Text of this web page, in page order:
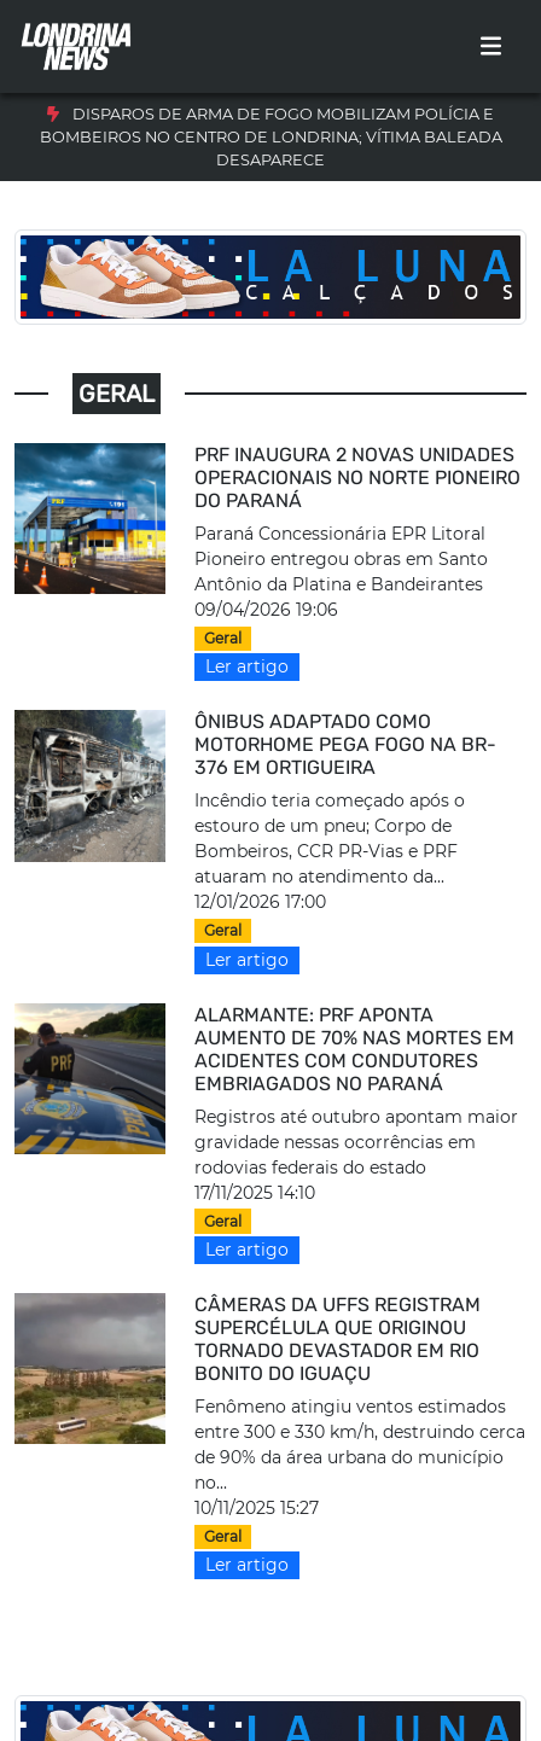
DISPAROS DE ARMA DE FOGO MOBILIZAM POLÍCIA E
BOMBEIROS NO CENTRO DE LONDRINA; VÍTIMA BALEADA
DESAPARECE
GERAL
PRF INAUGURA 2 NOVAS UNIDADES
OPERACIONAIS NO NORTE PIONEIRO
DO PARANÁ
Paraná Concessionária EPR Litoral
Pioneiro entregou obras em Santo
Antônio da Platina e Bandeirantes
09/04/2026 19:06
Geral
Ler artigo
ÔNIBUS ADAPTADO COMO
MOTORHOME PEGA FOGO NA BR-
376 EM ORTIGUEIRA
Incêndio teria começado após o
estouro de um pneu; Corpo de
Bombeiros, CCR PR-Vias e PRF
atuaram no atendimento da...
12/01/2026 17:00
Geral
Ler artigo
ALARMANTE: PRF APONTA
AUMENTO DE 70% NAS MORTES EM
ACIDENTES COM CONDUTORES
EMBRIAGADOS NO PARANÁ
Registros até outubro apontam maior
gravidade nessas ocorrências em
rodovias federais do estado
17/11/2025 14:10
Geral
Ler artigo
CÂMERAS DA UFFS REGISTRAM
SUPERCÉLULA QUE ORIGINOU
TORNADO DEVASTADOR EM RIO
BONITO DO IGUAÇU
Fenômeno atingiu ventos estimados
entre 300 e 330 km/h, destruindo cerca
de 90% da área urbana do município
no...
10/11/2025 15:27
Geral
Ler artigo